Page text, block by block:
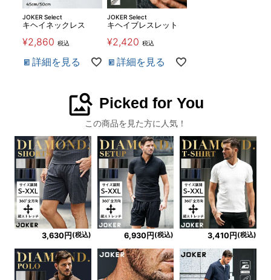
JOKER Select
キヘイネックレス
¥2,860 税込
詳細を見る
JOKER Select
キヘイブレスレット
¥2,420 税込
詳細を見る
image_search Picked for You
この商品を見た方に人気！
3,630円(税込) 6,930円(税込) 3,410円(税込)